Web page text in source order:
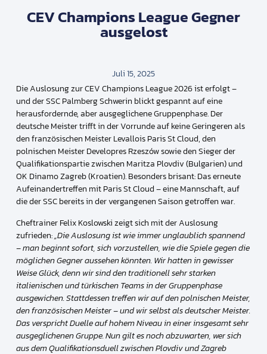
CEV Champions League Gegner
ausgelost
Juli 15, 2025
Die Auslosung zur CEV Champions League 2026 ist erfolgt –
und der SSC Palmberg Schwerin blickt gespannt auf eine
herausfordernde, aber ausgeglichene Gruppenphase. Der
deutsche Meister trifft in der Vorrunde auf keine Geringeren als
den französischen Meister Levallois Paris St Cloud, den
polnischen Meister Developres Rzeszów sowie den Sieger der
Qualifikationspartie zwischen Maritza Plovdiv (Bulgarien) und
OK Dinamo Zagreb (Kroatien). Besonders brisant: Das erneute
Aufeinandertreffen mit Paris St Cloud – eine Mannschaft, auf
die der SSC bereits in der vergangenen Saison getroffen war.
Cheftrainer Felix Koslowski zeigt sich mit der Auslosung
zufrieden:„Die Auslosung ist wie immer unglaublich spannend
– man beginnt sofort, sich vorzustellen, wie die Spiele gegen die
möglichen Gegner aussehen könnten. Wir hatten in gewisser
Weise Glück, denn wir sind den traditionell sehr starken
italienischen und türkischen Teams in der Gruppenphase
ausgewichen. Stattdessen treffen wir auf den polnischen Meister,
den französischen Meister – und wir selbst als deutscher Meister.
Das verspricht Duelle auf hohem Niveau in einer insgesamt sehr
ausgeglichenen Gruppe. Nun gilt es noch abzuwarten, wer sich
aus dem Qualifikationsduell zwischen Plovdiv und Zagreb